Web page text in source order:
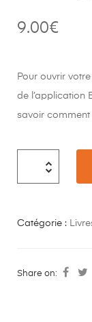
9.00€
Pour ouvrir
de l’application
savoir comment
Catégorie :
Share on: